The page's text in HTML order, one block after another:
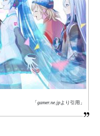
「gamer.ne.jpより引用」